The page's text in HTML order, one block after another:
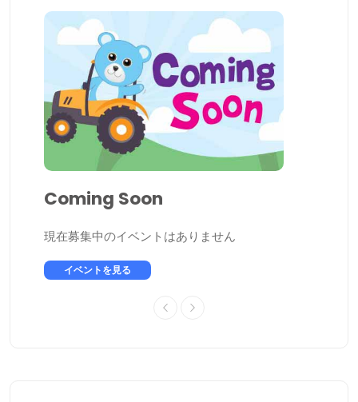
Coming Soon
現在募集中のイベントはありません
イベントを見る